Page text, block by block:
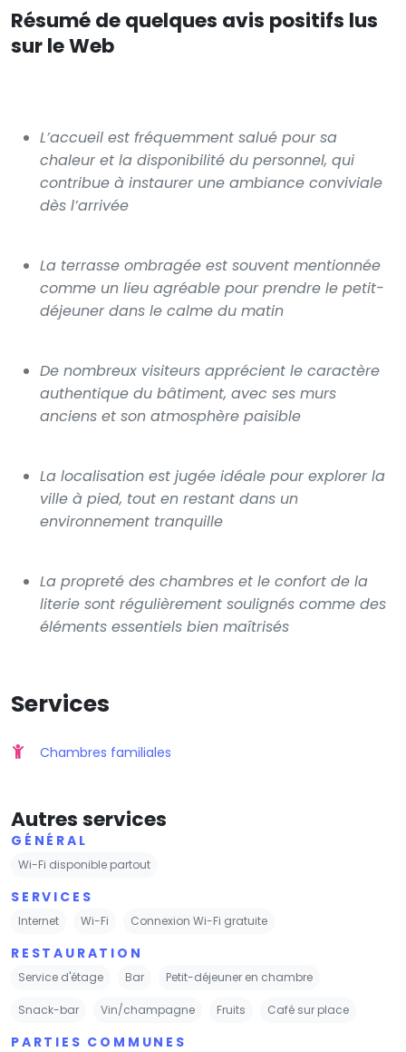
Résumé de quelques avis positifs lus
sur le Web
L’accueil est fréquemment salué pour sa
chaleur et la disponibilité du personnel, qui
contribue à instaurer une ambiance conviviale
dès l’arrivée
La terrasse ombragée est souvent mentionnée
comme un lieu agréable pour prendre le petit-
déjeuner dans le calme du matin
De nombreux visiteurs apprécient le caractère
authentique du bâtiment, avec ses murs
anciens et son atmosphère paisible
La localisation est jugée idéale pour explorer la
ville à pied, tout en restant dans un
environnement tranquille
La propreté des chambres et le confort de la
literie sont régulièrement soulignés comme des
éléments essentiels bien maîtrisés
Services
Chambres familiales
Autres services
GÉNÉRAL
Wi-Fi disponible partout
SERVICES
Internet Wi-Fi Connexion Wi-Fi gratuite
RESTAURATION
Service d'étage Bar Petit-déjeuner en chambre
Snack-bar Vin/champagne Fruits Café sur place
PARTIES COMMUNES